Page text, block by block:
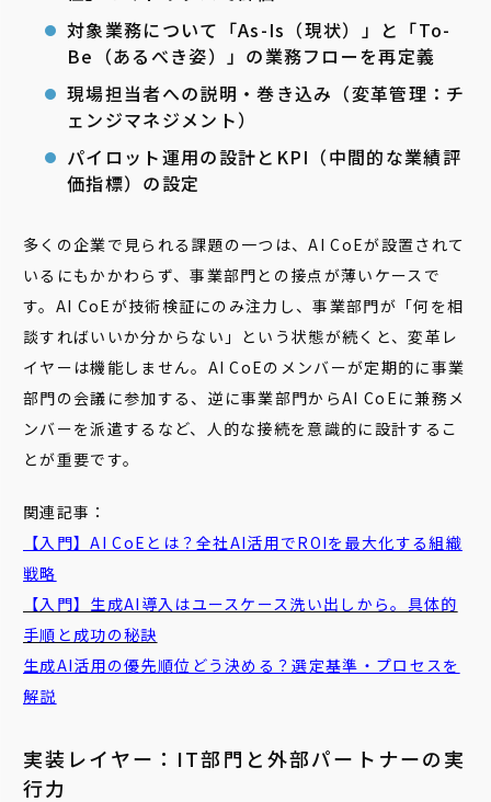
対象業務について「As-Is（現状）」と「To-
Be（あるべき姿）」の業務フローを再定義
現場担当者への説明・巻き込み（変革管理：チ
ェンジマネジメント）
パイロット運用の設計とKPI（中間的な業績評
価指標）の設定
多くの企業で見られる課題の一つは、AI CoEが設置されて
いるにもかかわらず、事業部門との接点が薄いケースで
す。AI CoEが技術検証にのみ注力し、事業部門が「何を相
談すればいいか分からない」という状態が続くと、変革レ
イヤーは機能しません。AI CoEのメンバーが定期的に事業
部門の会議に参加する、逆に事業部門からAI CoEに兼務メ
ンバーを派遣するなど、人的な接続を意識的に設計するこ
とが重要です。
関連記事：
【入門】AI CoEとは？全社AI活用でROIを最大化する組織
戦略
【入門】生成AI導入はユースケース洗い出しから。具体的
手順と成功の秘訣
生成AI活用の優先順位どう決める？選定基準・プロセスを
解説
実装レイヤー：IT部門と外部パートナーの実
行力